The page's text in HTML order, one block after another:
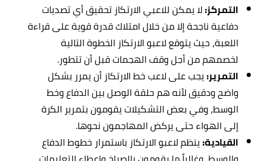
التمركز:لا يمكن للاعبي الارتكاز تحقيق أي تصديات
دفاعية ناجحة إلا من خلال امتلاك قدرة قوية على قراءة
اللعبة، حيث يتوقع لاعبو الارتكاز الخطوة التالية
لخصمهم من أجل وقف الهجمات قبل أن تتطور.
التمرير:يجب على لاعب خط الارتكاز أن يمرر بشكل
واضح ودقيق لأنه هم حلقة الوصل بين الدفاع وخط
الوسط، وفي بعض التشكيلات يقومون بتمرير الكرة
إلى الهواء حتى يركض المهاجمون نحوها.
القيادية:ينظم لاعبو الارتكاز باستمرار خطوط الدفاع